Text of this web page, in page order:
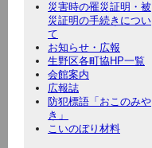
災害時の罹災証明・被
災証明の手続きについ
て
お知らせ・広報
生野区各町協HP一覧
会館案内
広報誌
防犯標語「おこのみや
き」
こいのぼり材料